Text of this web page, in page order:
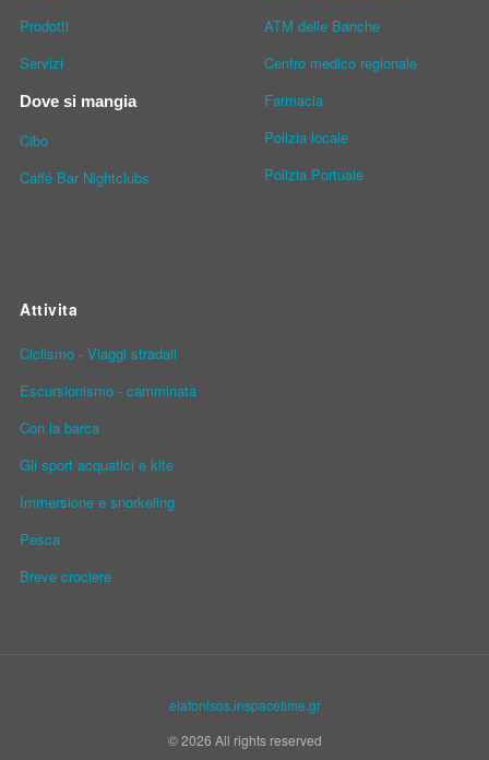
Prodotti
Servizi
Dove si mangia
Cibo
Caffé Bar Nightclubs
ATM delle Banche
Centro medico regionale
Farmacia
Polizia locale
Polizia Portuale
Attivita
Ciclismo - Viaggi stradali
Escursionismo - camminata
Con la barca
Gli sport acquatici e kite
Immersione e snorkeling
Pesca
Breve crociere
elafonisos.inspacetime.gr
© 2026 All rights reserved